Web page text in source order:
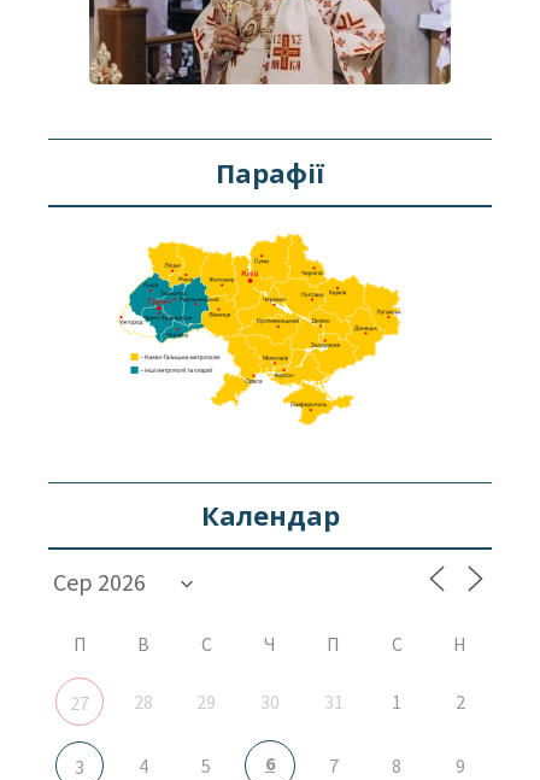
Парафії
Календар
П В С Ч П С Н
27 28 29 30 31 1 2
3 4 5 6 7 8 9